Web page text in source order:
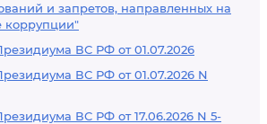
и запретов, направленных на
коррупции"
ВС РФ от 01.07.2026
ВС РФ от 01.07.2026 N
ВС РФ от 17.06.2026 N 5-